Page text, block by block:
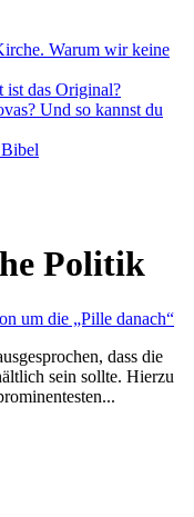
Warum wir keine
das Original?
Und so kannst du
Politik
um die „Pille danach“
dass die
sein sollte. Hierzu